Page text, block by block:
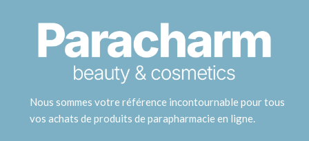
Nous sommes votre référence incontournable pour tous
vos achats de produits de parapharmacie en ligne.